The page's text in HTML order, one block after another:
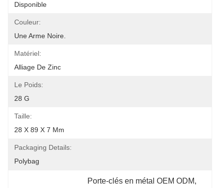
Disponible
Couleur:
Une Arme Noire.
Matériel:
Alliage De Zinc
Le Poids:
28 G
Taille:
28 X 89 X 7 Mm
Packaging Details:
Polybag
Porte-clés en métal OEM ODM,